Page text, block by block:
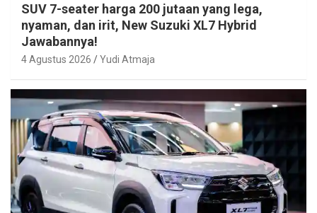
SUV 7-seater harga 200 jutaan yang lega,
nyaman, dan irit, New Suzuki XL7 Hybrid
Jawabannya!
4 Agustus 2026 Yudi Atmaja